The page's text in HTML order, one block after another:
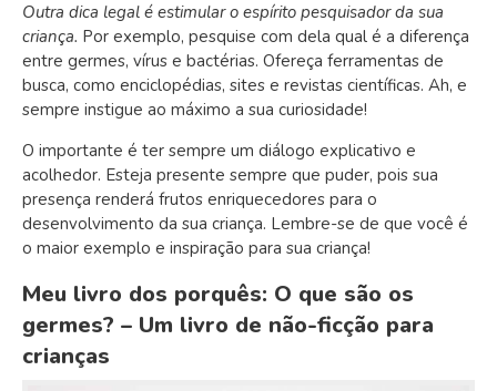
Outra dica legal é estimular o espírito pesquisador da sua
criança. Por exemplo, pesquise com dela qual é a diferença
entre germes, vírus e bactérias. Ofereça ferramentas de
busca, como enciclopédias, sites e revistas científicas. Ah, e
sempre instigue ao máximo a sua curiosidade!
O importante é ter sempre um diálogo explicativo e
acolhedor. Esteja presente sempre que puder, pois sua
presença renderá frutos enriquecedores para o
desenvolvimento da sua criança. Lembre-se de que você é
o maior exemplo e inspiração para sua criança!
Meu livro dos porquês: O que são os
germes? – Um livro de não-ficção para
crianças